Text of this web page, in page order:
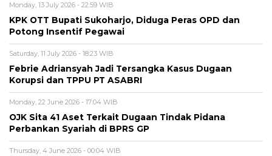
Monday, 13 July 2026 - 22:59 WIB
KPK OTT Bupati Sukoharjo, Diduga Peras OPD dan
Potong Insentif Pegawai
Saturday, 11 July 2026 - 18:23 WIB
Febrie Adriansyah Jadi Tersangka Kasus Dugaan
Korupsi dan TPPU PT ASABRI
Monday, 22 June 2026 - 17:04 WIB
OJK Sita 41 Aset Terkait Dugaan Tindak Pidana
Perbankan Syariah di BPRS GP
Thursday, 4 June 2026 - 00:04 WIB